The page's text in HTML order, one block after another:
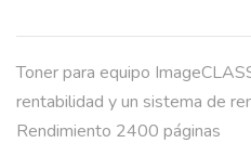
Toner para equipo
rentabilidad y un sistema de
Rendimiento 2400 páginas